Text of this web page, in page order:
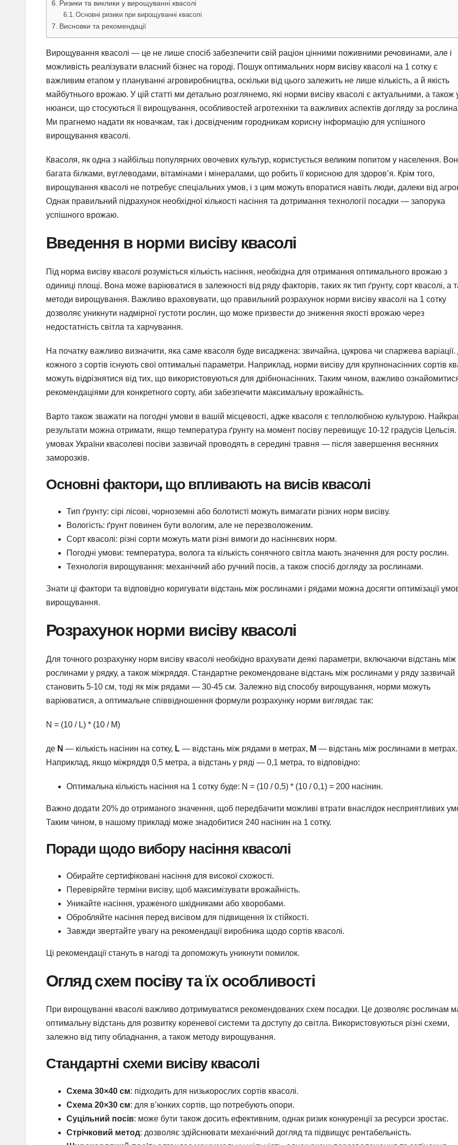
Ризики та виклики у вирощуванні квасолі
Основні ризики при вирощуванні квасолі
Висновки та рекомендації
Вирощування квасолі — це не лише спосіб забезпечити свій раціон цінними поживними речовинами, але і
можливість реалізувати власний бізнес на городі. Пошук оптимальних норм висіву квасолі на 1 сотку є
важливим етапом у плануванні агровиробництва, оскільки від цього залежить не лише кількість, а й якість
майбутнього врожаю. У цій статті ми детально розглянемо, які норми висіву квасолі є актуальними, а також
нюанси, що стосуються її вирощування, особливостей агротехніки та важливих аспектів догляду за
Ми прагнемо надати як новачкам, так і досвідченим городникам корисну інформацію для успішного
вирощування квасолі.
Квасоля, як одна з найбільш популярних овочевих культур, користується великим попитом у населення.
багата білками, вуглеводами, вітамінами і мінералами, що робить її корисною для здоров’я. Крім того,
вирощування квасолі не потребує спеціальних умов, і з цим можуть впоратися навіть люди, далеки від
Однак правильний підрахунок необхідної кількості насіння та дотримання технології посадки — запорука
успішного врожаю.
Введення в норми висіву квасолі
Під норма висіву квасолі розуміється кількість насіння, необхідна для отримання оптимального врожаю з
одиниці площі. Вона може варіюватися в залежності від ряду факторів, таких як тип ґрунту, сорт квасолі, а
методи вирощування. Важливо враховувати, що правильний розрахунок норми висіву квасолі на 1 сотку
дозволяє уникнути надмірної густоти рослин, що може призвести до зниження якості врожаю через
недостатність світла та харчування.
На початку важливо визначити, яка саме квасоля буде висаджена: звичайна, цукрова чи спаржева
кожного з сортів існують свої оптимальні параметри. Наприклад, норми висіву для крупнонасінних сортів
можуть відрізнятися від тих, що використовуються для дрібнонасінних. Таким чином, важливо
рекомендаціями для конкретного сорту, аби забезпечити максимальну врожайність.
Варто також зважати на погодні умови в вашій місцевості, адже квасоля є теплолюбною культурою.
результати можна отримати, якщо температура ґрунту на момент посіву перевищує 10-12 градусів
умовах України квасолеві посіви зазвичай проводять в середині травня — після завершення весняних
заморозків.
Основні фактори, що впливають на висів квасолі
Тип ґрунту: сірі лісові, чорноземні або болотисті можуть вимагати різних норм висіву.
Вологість: ґрунт повинен бути вологим, але не перезволоженим.
Сорт квасолі: різні сорти можуть мати різні вимоги до насіннєвих норм.
Погодні умови: температура, волога та кількість сонячного світла мають значення для росту рослин.
Технологія вирощування: механічний або ручний посів, а також спосіб догляду за рослинами.
Знати ці фактори та відповідно коригувати відстань між рослинами і рядами можна досягти оптимізації
вирощування.
Розрахунок норми висіву квасолі
Для точного розрахунку норм висіву квасолі необхідно врахувати деякі параметри, включаючи відстань між
рослинами у рядку, а також міжряддя. Стандартне рекомендоване відстань між рослинами у ряду зазвичай
становить 5-10 см, тоді як між рядами — 30-45 см. Залежно від способу вирощування, норми можуть
варіюватися, а оптимальне співвідношення формули розрахунку норми виглядає так:
N = (10 / L) * (10 / M)
де N — кількість насінин на сотку, L — відстань між рядами в метрах, M — відстань між рослинами в метрах.
Наприклад, якщо міжряддя 0,5 метра, а відстань у ряді — 0,1 метра, то відповідно:
Оптимальна кількість насіння на 1 сотку буде: N = (10 / 0,5) * (10 / 0,1) = 200 насінин.
Важно додати 20% до отриманого значення, щоб передбачити можливі втрати внаслідок несприятливих
Таким чином, в нашому прикладі може знадобитися 240 насінин на 1 сотку.
Поради щодо вибору насіння квасолі
Обирайте сертифіковані насіння для високої схожості.
Перевіряйте терміни висіву, щоб максимізувати врожайність.
Уникайте насіння, ураженого шкідниками або хворобами.
Обробляйте насіння перед висівом для підвищення їх стійкості.
Завжди звертайте увагу на рекомендації виробника щодо сортів квасолі.
Ці рекомендації стануть в нагоді та допоможуть уникнути помилок.
Огляд схем посіву та їх особливості
При вирощуванні квасолі важливо дотримуватися рекомендованих схем посадки. Це дозволяє рослинам
оптимальну відстань для розвитку кореневої системи та доступу до світла. Використовуються різні схеми,
залежно від типу обладнання, а також методу вирощування.
Стандартні схеми висіву квасолі
Схема 30×40 см: підходить для низькорослих сортів квасолі.
Схема 20×30 см: для в’юнких сортів, що потребують опори.
Суцільний посів: може бути також досить ефективним, однак ризик конкуренції за ресурси зростає.
Стрічковий метод: дозволяє здійснювати механічний догляд та підвищує рентабельність.